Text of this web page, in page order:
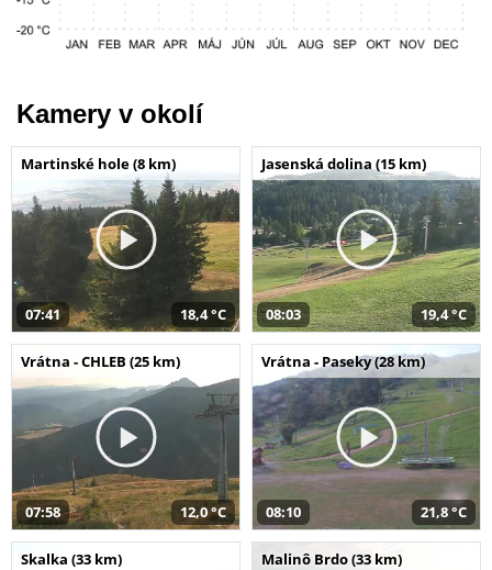
Kamery v okolí
Martinské hole (8 km)
07:41 18,4 °C
Jasenská dolina (15 km)
08:03 19,4 °C
Vrátna - CHLEB (25 km)
07:58 12,0 °C
Vrátna - Paseky (28 km)
08:10 21,8 °C
Skalka (33 km) Malinô Brdo (33 km)